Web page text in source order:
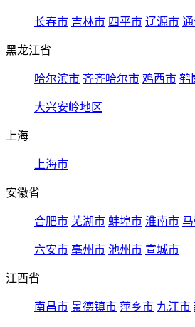
长春市 吉林市 四平市 辽源市
黑龙江省
哈尔滨市 齐齐哈尔市 鸡西市 鹤
大兴安岭地区
上海
上海市
安徽省
合肥市 芜湖市 蚌埠市 淮南市
六安市 亳州市 池州市 宣城市
江西省
南昌市 景德镇市 萍乡市 九江市